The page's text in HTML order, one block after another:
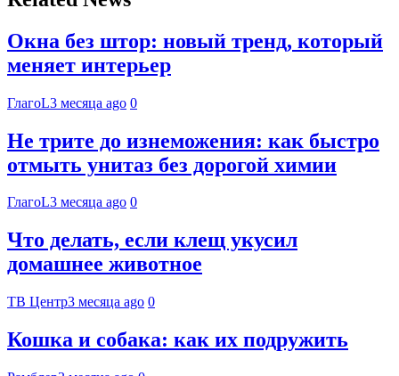
Окна без штор: новый тренд, который
меняет интерьер
ГлагоL3 месяца ago 0
Не трите до изнеможения: как быстро
отмыть унитаз без дорогой химии
ГлагоL3 месяца ago 0
Что делать, если клещ укусил
домашнее животное
ТВ Центр3 месяца ago 0
Кошка и собака: как их подружить